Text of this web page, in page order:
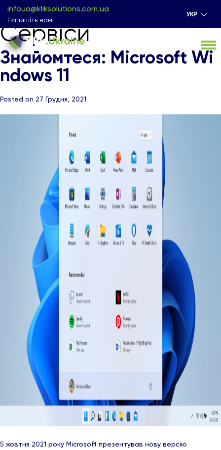
infoua@kliksolutions.com.ua
Напишіть нам
УКР
Сервіси
Знайомтеся: Microsoft Wi
ndows 11
Posted on 27 Грудня, 2021
5 жовтня 2021 року Microsoft презентував нову версію